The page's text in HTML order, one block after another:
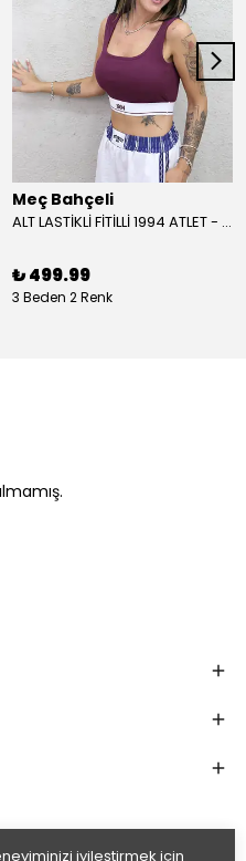
iyileştirmek için
Meç Bahçeli
ALT LASTİKLİ FİTİLLİ 1994 ATLET - BORDO
₺ 499.99
3 Beden 2 Renk